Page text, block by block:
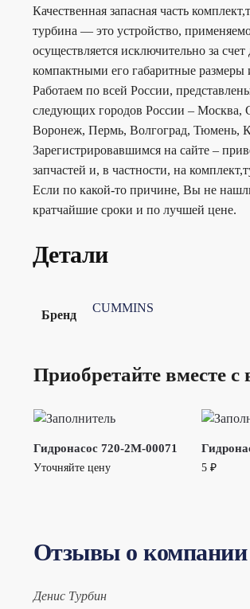
Качественная запасная часть
турбина — это устройство,
осуществляется исключительно за
компактными его габаритные
Работаем по всей России,
следующих городов России – Москва,
Воронеж, Пермь, Волгоград, Тюмень,
Зарегистрировавшимся на сайте –
запчастей и, в частности, на
Если по какой-то причине, Вы не
кратчайшие сроки и по лучшей цене.
Детали
Бренд
CUMMINS
Приобретайте вместе
Гидронасос 720-2M-00071
Уточняйте цену 5 ₽
Отзывы о компании
Денис Турбин